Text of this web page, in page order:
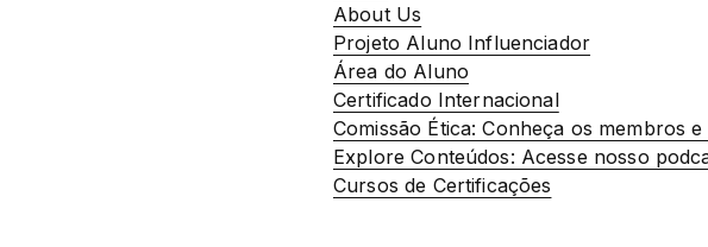
About Us
Projeto Aluno Influenciador
Área do Aluno
Certificado Internacional
Comissão Ética: Conheça os membros
Explore Conteúdos: Acesse nosso
Cursos de Certificações